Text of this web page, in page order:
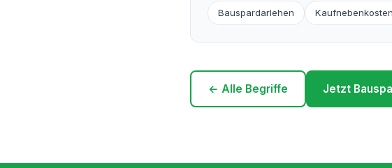
Bauspardarlehen Kaufnebenkosten
← Alle Begriffe Jetzt